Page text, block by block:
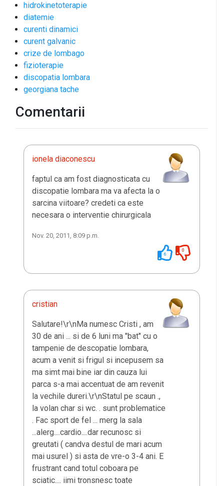
hidrokinetoterapie
diatemie
curenti dinamici
curent galvanic
crize de lombago
fizioterapie
discopatia lombara
georgiana tache
Comentarii
ionela diaconescu
faptul ca am fost diagnosticata cu
discopatie lombara ma va afecta la o
sarcina viitoare? credeti ca este
necesara o interventie chirurgicala
Nov. 20, 2011, 8:09 p.m.
6
0
cristian
Salutare!\r\nMa numesc Cristi , am
30 de ani ... si de 6 luni ma "bat" cu o
tampenie de descopatie lombara,
acum a venit si frigul si incepusem sa
ma simt mai bine iar din cauza lui
parca s-a mai accentuat de am revenit
la vechile dureri.\r\nStatul pe scaun .,
la volan char si wc. . sunt problematice
. Fac sport de fel ... merg la sala
...alerg....cardio....dar recunosc si
greutati ( candva destul de mari acum
mai usurel ) si asta de vre-o 3-4 ani. E
frustrant cand totul coboara pe
sciatic.... iimi tronsnesc toate